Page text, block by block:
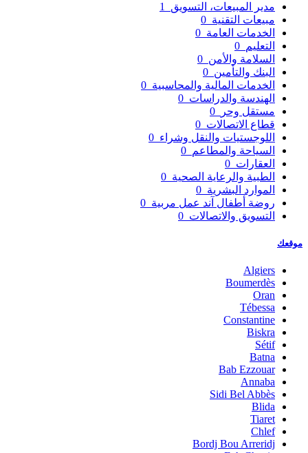
مدير المبيعات، التسويق
مبيعات التقنية
الخدمات العامة
التعليم
السلامة والأمن
البنك والتأمين
الخدمات المالية والمحاسبية
الهندسة والدراسات
مستقل وحر
قطاع الاتصالات
اللوجستيات والنقل وشراء
السياحة والمطاعم
العقارات
الطبية والرعاية الصحية
الموارد البشرية
روضة أطفال آند عمل مربية
التسويق والاتصالات
موقعك
Algiers
Boumerdès
Oran
Tébessa
Constantine
Biskra
Sétif
Batna
Bab Ezzouar
Annaba
Sidi Bel Abbès
Blida
Tiaret
Chlef
Bordj Bou Arreridj